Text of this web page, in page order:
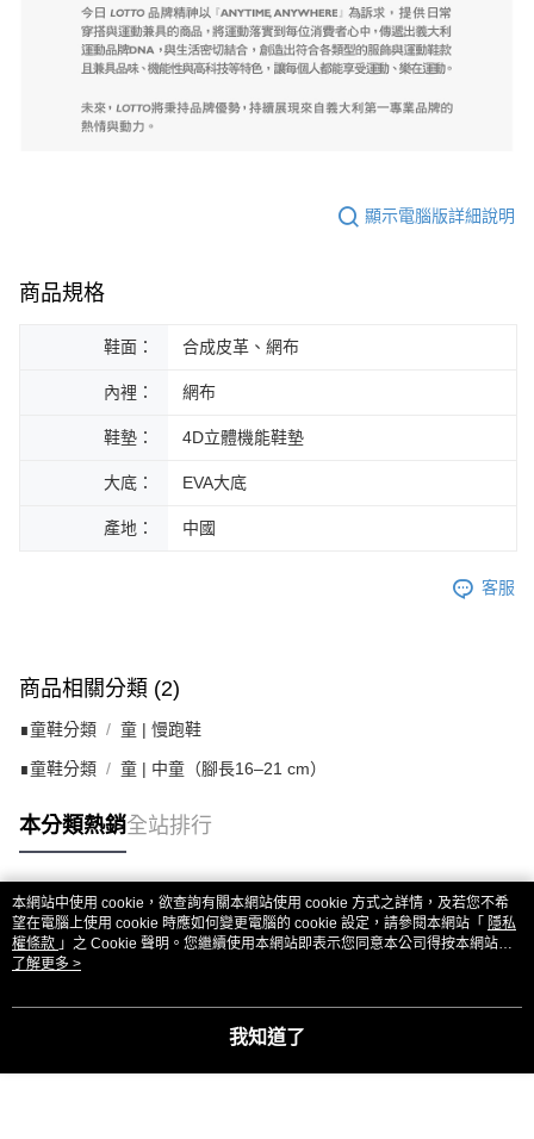
顯示電腦版詳細說明
商品規格
鞋面： 合成皮革、網布
內裡： 網布
鞋墊： 4D立體機能鞋墊
大底： EVA大底
產地： 中國
客服
商品相關分類 (2)
∎童鞋分類 童 | 慢跑鞋
∎童鞋分類 童 | 中童（腳長16–21 cm）
本分類熱銷全站排行
熱門標籤
本網站中使用 cookie，欲查詢有關本網站使用 cookie 方式之詳情，及若您不希
望在電腦上使用 cookie 時應如何變更電腦的 cookie 設定，請參閱本網站「 隱私
權條款 」之 Cookie 聲明。您繼續使用本網站即表示您同意本公司得按本網站使
用條款之 Cookie 聲明使用 cookie。
了解更多 >
我知道了